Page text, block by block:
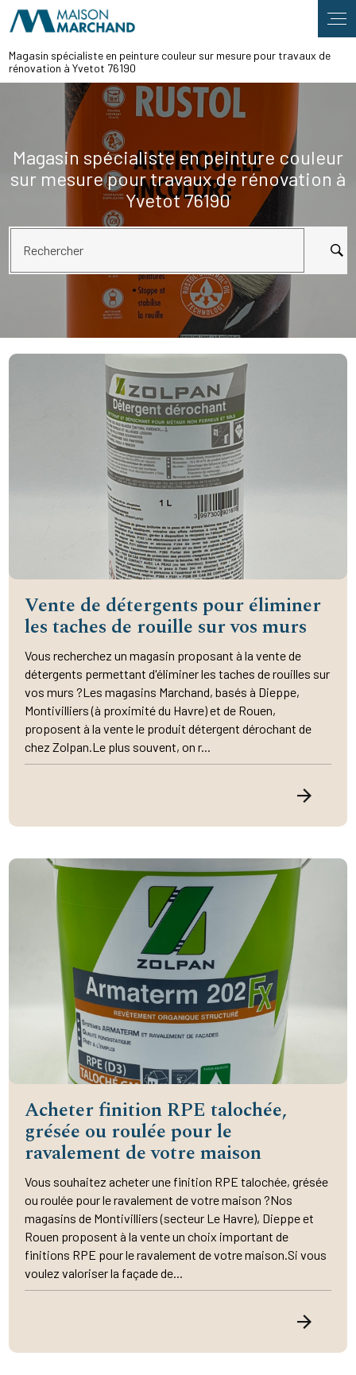
Magasin spécialiste en peinture couleur sur mesure pour travaux de
rénovation à Yvetot 76190
Magasin spécialiste en peinture couleur
sur mesure pour travaux de rénovation à
Yvetot 76190
Rechercher
Vente de détergents pour éliminer
les taches de rouille sur vos murs
Vous recherchez un magasin proposant à la vente de
détergents permettant d'éliminer les taches de rouilles sur
vos murs ?Les magasins Marchand, basés à Dieppe,
Montivilliers (à proximité du Havre) et de Rouen,
proposent à la vente le produit détergent dérochant de
chez Zolpan.Le plus souvent, on r...
Acheter finition RPE talochée,
grésée ou roulée pour le
ravalement de votre maison
Vous souhaitez acheter une finition RPE talochée, grésée
ou roulée pour le ravalement de votre maison ?Nos
magasins de Montivilliers (secteur Le Havre), Dieppe et
Rouen proposent à la vente un choix important de
finitions RPE pour le ravalement de votre maison.Si vous
voulez valoriser la façade de...
Panneau de gestion des cookies